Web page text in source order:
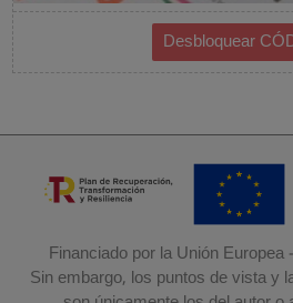
Financiado por la Unión
Sin embargo, los puntos de vista y